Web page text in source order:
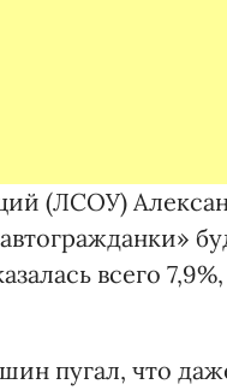
(ЛСОУ)
всего
пугал, что